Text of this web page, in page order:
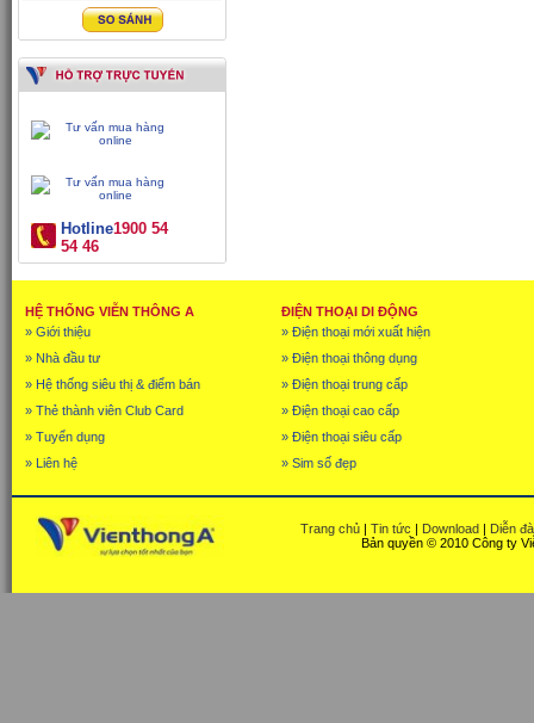
Hotline1900 54
54 46
HỆ THỐNG VIỄN THÔNG A
» Giới thiệu
» Nhà đầu tư
» Hệ thống siêu thị & điểm bán
» Thẻ thành viên Club Card
» Tuyển dụng
» Liên hệ
ĐIỆN THOẠI DI ĐỘNG
» Điện thoại mới xuất hiện
» Điện thoại thông dụng
» Điện thoại trung cấp
» Điện thoại cao cấp
» Điện thoại siêu cấp
» Sim số đẹp
Trang chủ | Tin tức | Download | Diễn
Bản quyền © 2010 Công ty